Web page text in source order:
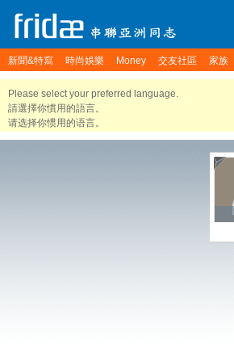
新聞&特寫 時尚娛樂 Money 交友社區 家族
Please select your preferred language.
請選擇你慣用的語言。
请选择你惯用的语言。